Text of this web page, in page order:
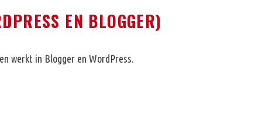
EN BLOGGER)
werkt in Blogger en WordPress.